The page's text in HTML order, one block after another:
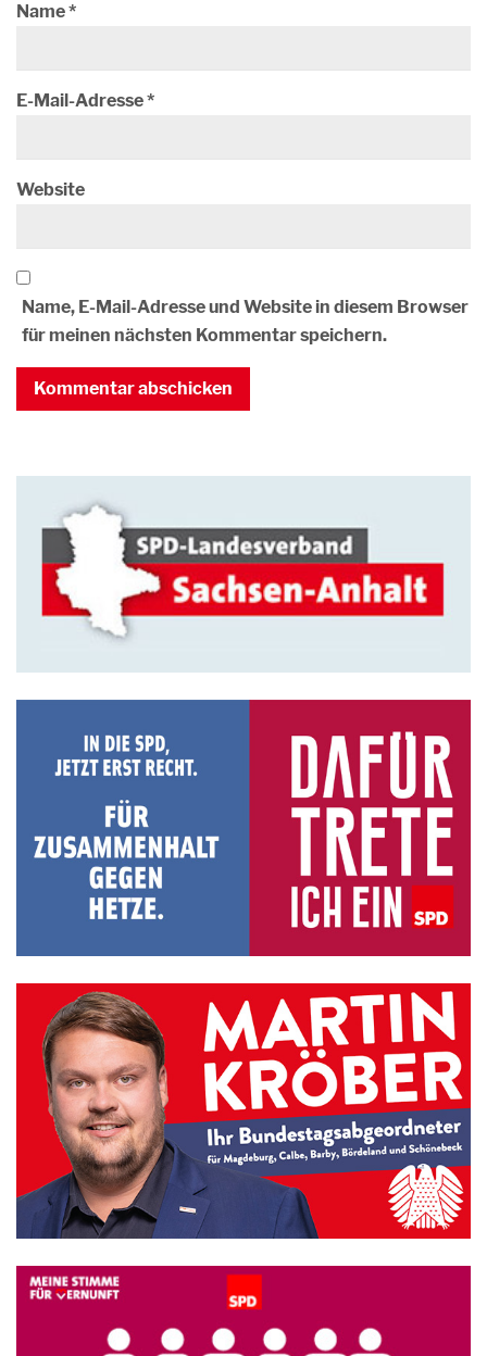
Name*
E-Mail-Adresse*
Website
Name, E-Mail-Adresse und Website in diesem Browser
für meinen nächsten Kommentar speichern.